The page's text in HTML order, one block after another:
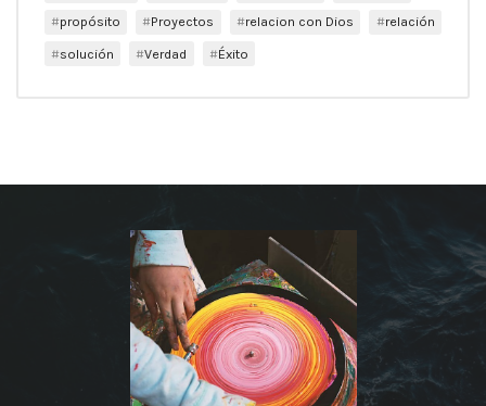
propósito
Proyectos relacion con Dios
relación
solución
Verdad Éxito